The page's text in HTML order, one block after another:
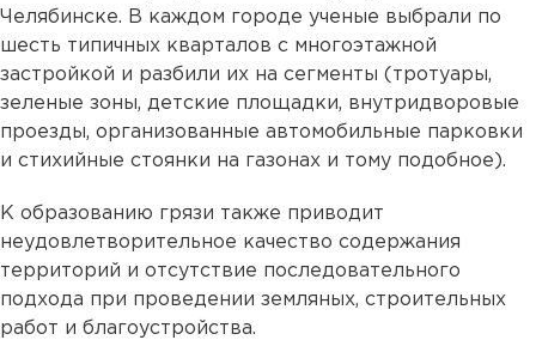
Челябинске. В каждом городе ученые выбрали по
шесть типичных кварталов с многоэтажной
застройкой и разбили их на сегменты (тротуары,
зеленые зоны, детские площадки, внутридворовые
проезды, организованные автомобильные парковки
и стихийные стоянки на газонах и тому подобное).
К образованию грязи также приводит
неудовлетворительное качество содержания
территорий и отсутствие последовательного
подхода при проведении земляных, строительных
работ и благоустройства.